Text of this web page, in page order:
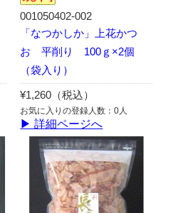
001050402-002
「なつかしか」上花かつ
お 平削り 100ｇ×2個
（袋入り）
¥1,260（税込）
お気に入りの登録人数：0人
▶ 詳細ページへ